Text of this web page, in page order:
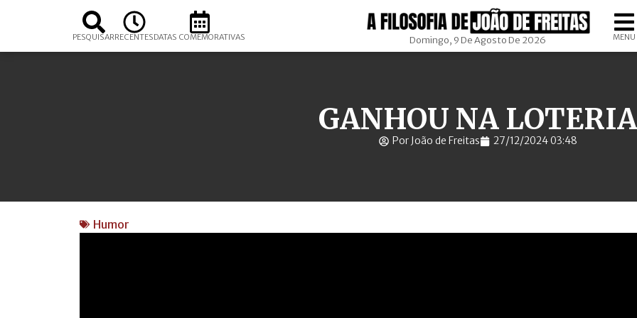
PESQUISARRECENTESDATAS COMEMORATIVAS Domingo, 9 De Agosto De 2026 MENU
GANHOU NA LOTERIA
Por João de Freitas 27/12/2024 03:48
Humor